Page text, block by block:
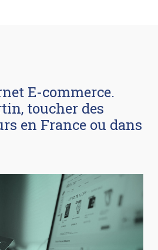
E-commerce.
toucher des
en France ou dans